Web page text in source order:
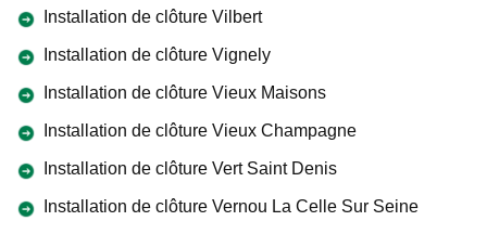
Installation de clôture Vilbert
Installation de clôture Vignely
Installation de clôture Vieux Maisons
Installation de clôture Vieux Champagne
Installation de clôture Vert Saint Denis
Installation de clôture Vernou La Celle Sur Seine